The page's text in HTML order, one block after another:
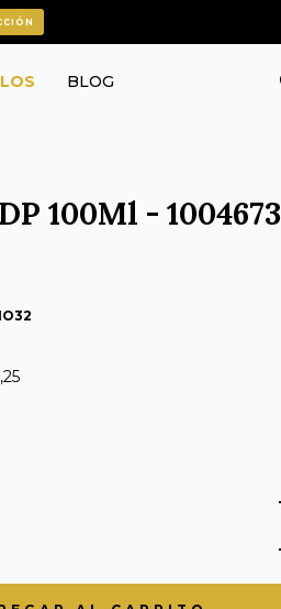
BLOG
100Ml - 1004673